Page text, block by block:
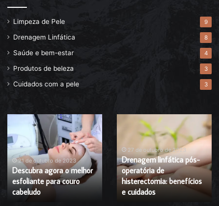
Limpeza de Pele 9
Drenagem Linfática 8
Saúde e bem-estar 4
Produtos de beleza 3
Cuidados com a pele 3
Descubra
o
melhor
esfoliante
para
couro
cabeludo
21 de outubro de 2023
Descubra agora o melhor
esfoliante para couro
cabeludo
Drenagem
operatória
de
histerectomia:
benefícios
27 de outubro de 2023
Drenagem linfática pós-
operatória de
histerectomia: benefícios
e cuidados